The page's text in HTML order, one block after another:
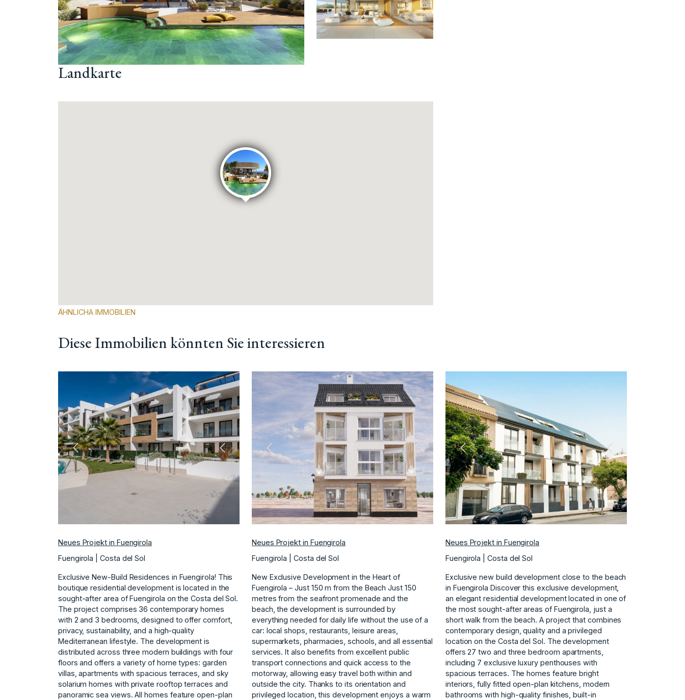
Landkarte
ÄHNLICHA IMMOBILIEN
Diese Immobilien könnten Sie interessieren
Vorherige Nächste
Neues Projekt in Fuengirola
Fuengirola | Costa del Sol
Exclusive New-Build Residences in Fuengirola! This
boutique residential development is located in the
sought-after area of Fuengirola on the Costa del Sol.
The project comprises 36 contemporary homes
with 2 and 3 bedrooms, designed to offer comfort,
privacy, sustainability, and a high-quality
Mediterranean lifestyle. The development is
distributed across three modern buildings with four
floors and offers a variety of home types: garden
villas, apartments with spacious terraces, and sky
solarium homes with private rooftop terraces and
panoramic sea views. All homes feature open-plan
Vorherige Nächste
Neues Projekt in Fuengirola
Fuengirola | Costa del Sol
New Exclusive Development in the Heart of
Fuengirola – Just 150 m from the Beach Just 150
metres from the seafront promenade and the
beach, the development is surrounded by
everything needed for daily life without the use of a
car: local shops, restaurants, leisure areas,
supermarkets, pharmacies, schools, and all essential
services. It also benefits from excellent public
transport connections and quick access to the
motorway, allowing easy travel both within and
outside the city. Thanks to its orientation and
privileged location, this development enjoys a warm
Vorherige Nächste
Neues Projekt in Fuengirola
Fuengirola | Costa del Sol
Exclusive new build development close to the beach
in Fuengirola Discover this exclusive development,
an elegant residential development located in one of
the most sought-after areas of Fuengirola, just a
short walk from the beach. A project that combines
contemporary design, quality and a privileged
location on the Costa del Sol. The development
offers 27 two and three bedroom apartments,
including 7 exclusive luxury penthouses with
spacious terraces. The homes feature bright
interiors, fully fitted open-plan kitchens, modern
bathrooms with high-quality finishes, built-in